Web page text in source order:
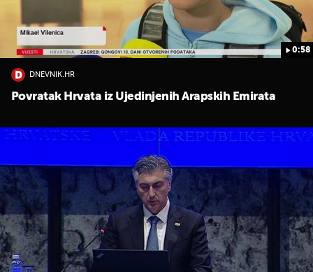
0:58
DNEVNIK.HR
Povratak Hrvata iz Ujedinjenih Arapskih Emirata